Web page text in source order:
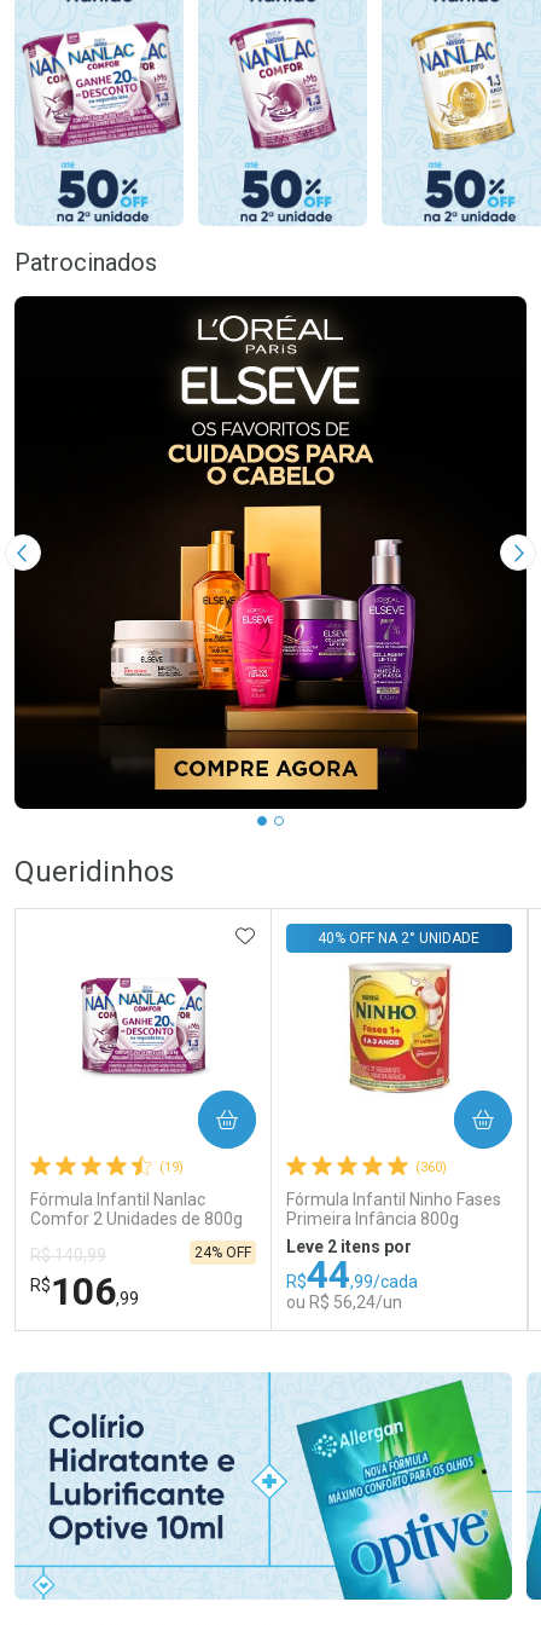
Patrocinados
Imagem Anterior
Queridinhos
(19)
Fórmula Infantil Nanlac
Comfor 2 Unidades de 800g
R$ 140,99
R$106,99
24% OFF
ADICIONAR AOS FAVORITOS
COMPRAR
(360)
Fórmula Infantil Ninho Fases
Primeira Infância 800g
40% OFF NA 2° UNIDADE
Leve 2 itens por
R$44,99/cada
ou R$ 56,24/un
COMPRAR
Laboratório
Por Menos